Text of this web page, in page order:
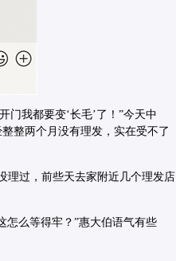
门我都要变‘长毛’了！”今天中
整两个月没有理发，实在受不了
理过，前些天去家附近几个理发店
怎么等得牢？”惠大伯语气有些